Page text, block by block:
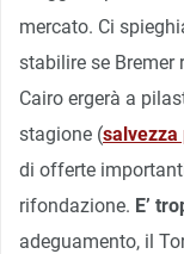
mercato. Ci
stabilire se Bremer
Cairo ergerà a
stagione (
di offerte
rifondazione. E’
adeguamento, il